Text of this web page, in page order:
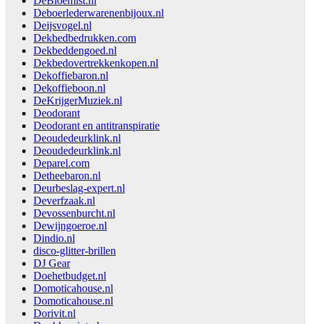
Deboerlederwarenenbijoux.nl
Deijsvogel.nl
Dekbedbedrukken.com
Dekbeddengoed.nl
Dekbedovertrekkenkopen.nl
Dekoffiebaron.nl
Dekoffieboon.nl
DeKrijgerMuziek.nl
Deodorant
Deodorant en antitranspiratie
Deoudedeurklink.nl
Deoudedeurklink.nl
Deparel.com
Detheebaron.nl
Deurbeslag-expert.nl
Deverfzaak.nl
Devossenburcht.nl
Dewijngoeroe.nl
Dindio.nl
disco-glitter-brillen
DJ Gear
Doehetbudget.nl
Domoticahouse.nl
Domoticahouse.nl
Dorivit.nl